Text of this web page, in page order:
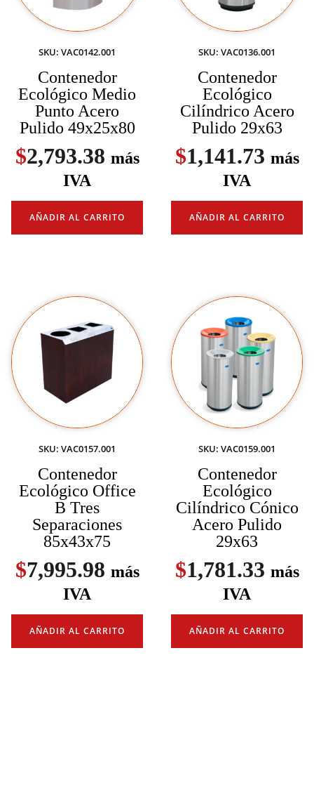
SKU: VAC0142.001
Contenedor
Ecológico Medio
Punto Acero
Pulido 49x25x80
$2,793.38 más
IVA
AÑADIR AL CARRITO
SKU: VAC0136.001
Contenedor
Ecológico
Cilíndrico Acero
Pulido 29x63
$1,141.73 más
IVA
AÑADIR AL CARRITO
SKU: VAC0157.001
Contenedor
Ecológico Office
B Tres
Separaciones
85x43x75
$7,995.98 más
IVA
AÑADIR AL CARRITO
SKU: VAC0159.001
Contenedor
Ecológico
Cilíndrico Cónico
Acero Pulido
29x63
$1,781.33 más
IVA
AÑADIR AL CARRITO